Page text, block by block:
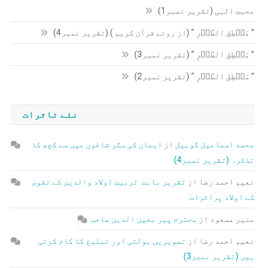
محبتِ الہٰی (تقریر نمبر1)
” مَنۡطِقَ الطَّیۡرِ “ (از روئے قرآن کریم ) (تقریر نمبر4)
” مَنۡطِقَ الطَّیۡرِ “ (تقریر نمبر3)
” مَنۡطِقَ الطَّیۡرِ “ (تقریر نمبر2)
نئے تاثرات
محمد اسماعیل گوہیل از
ایمان کی ستّر شاخوں میں سے کچھ کا
تذکرہ (تقریر نمبر4)
نعیم احمد رضا از تقریر بابت تربیتِ اولاد والدین کے تقویٰ
کے اولاد پراثرات
منیر مسعود از محترم پیر معین الدین صاحب
نعیم احمد رضا از تصویریں بولتی اور تبلیغ کا کام کرتی
ہیں (تقریر نمبر3)